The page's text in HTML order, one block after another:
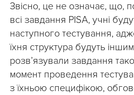
Звісно, це не означає, що,
всі завдання PISA, учні
наступного тестування,
їхня структура будуть
розв’язували завдання
момент проведення
з їхньою специфікою,